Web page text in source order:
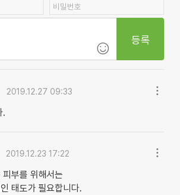
등록
2019.12.27 09:33
.
2019.12.23 17:22
부를 위해서는
태도가 필요합니다.